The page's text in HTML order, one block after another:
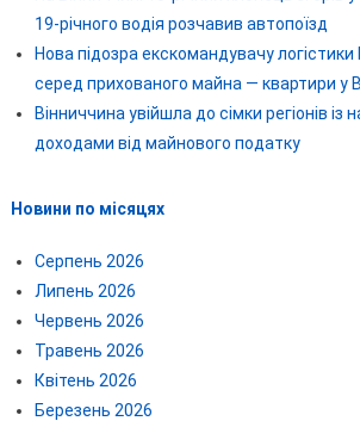
19-річного водія розчавив автопоїзд
Нова підозра екскомандувачу логістики
серед прихованого майна — квартири у
Вінниччина увійшла до сімки регіонів із
доходами від майнового податку
Новини по місяцях
Серпень 2026
Липень 2026
Червень 2026
Травень 2026
Квітень 2026
Березень 2026